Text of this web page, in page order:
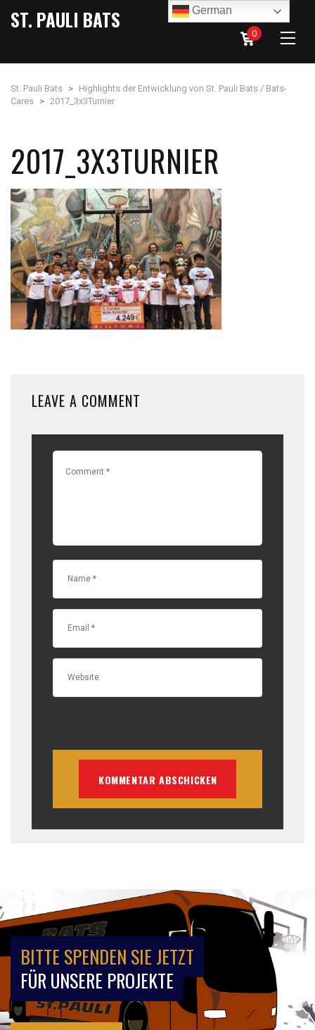
ST. PAULI BATS
0
St. Pauli Bats > Highlights der Entwicklung von St. Pauli Bats / Bats-
Cares > 2017_3x3Turnier
2017_3X3TURNIER
LEAVE A COMMENT
BITTE SPENDEN SIE JETZT
FÜR UNSERE PROJEKTE
German